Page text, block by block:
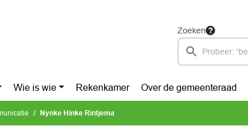
Zoeken
Wie is wie Rekenkamer Over de gemeenteraad
Nynke Hinke Rintjema